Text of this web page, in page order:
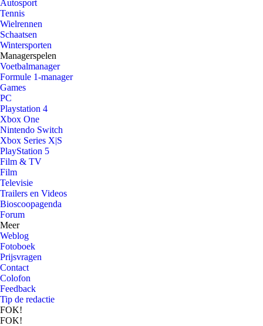
Autosport
Tennis
Wielrennen
Schaatsen
Wintersporten
Managerspelen
Voetbalmanager
Formule 1-manager
Games
PC
Playstation 4
Xbox One
Nintendo Switch
Xbox Series X|S
PlayStation 5
Film & TV
Film
Televisie
Trailers en Videos
Bioscoopagenda
Forum
Meer
Weblog
Fotoboek
Prijsvragen
Contact
Colofon
Feedback
Tip de redactie
FOK!
FOK!